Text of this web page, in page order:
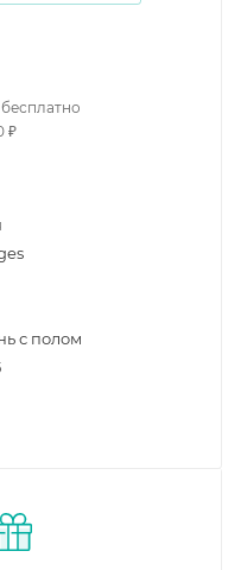
₽
с полом